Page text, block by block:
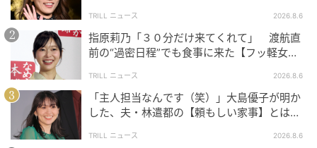
TRILL ニュース 2026.8.6
指原莉乃「３０分だけ来てくれて」 渡航直
前の“過密日程”でも食事に来た【フッ軽女
TRILL ニュース 2026.8.6
「主人担当なんです（笑）」大島優子が明か
した、夫・林遣都の【頼もしい家事】とは？
TRILL ニュース 2026.8.6